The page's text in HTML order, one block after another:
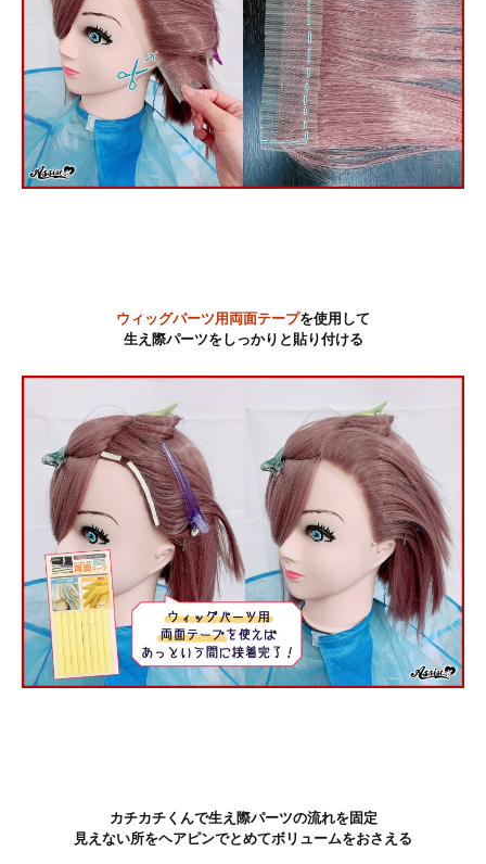
ウィッグパーツ用両面テープを使用して
生え際パーツをしっかりと貼り付ける
カチカチくんで生え際パーツの流れを固定
見えない所をヘアピンでとめてボリュームをおさえる